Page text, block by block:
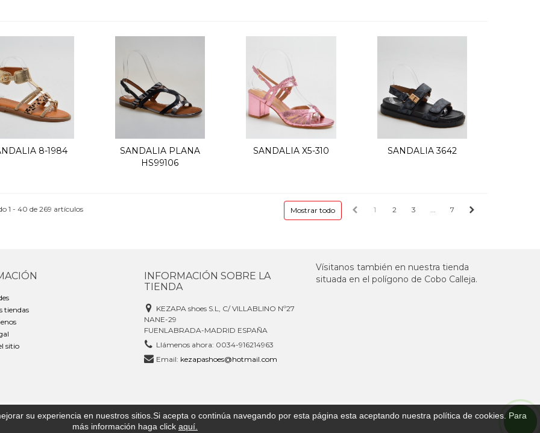
Vista rápida
8-1984 Vista rápida
SANDALIA PLANA
HS99106
Vista rápida
SANDALIA X5-310 Vista rápida
SANDALIA 3642
1 2 3 ... 7
Mostrar todo
1 - 40 de 269 artículos
tiendas
sitio
INFORMACIÓN SOBRE LA
TIENDA
KEZAPA shoes S.L, C/ VILLABLINO Nº27
NANE-29
FUENLABRADA-MADRID ESPAÑA
Llámenos ahora: 0034-916214963
Email: kezapashoes@hotmail.com
su experiencia en nuestros sitios.Si acepta o continúa navegando por esta página esta aceptando nuestra política de cookies. Para
más información haga click aquí
Vísitanos también en nuestra tienda
situada en el polígono de Cobo Calleja.